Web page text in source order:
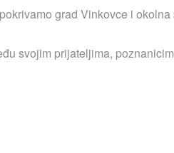
grad Vinkovce i
svojim prijateljima,